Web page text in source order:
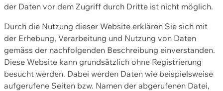
der Daten vor dem Zugriff durch Dritte ist nicht möglich.
Durch die Nutzung dieser Website erklären Sie sich mit
der Erhebung, Verarbeitung und Nutzung von Daten
gemäss der nachfolgenden Beschreibung einverstanden.
Diese Website kann grundsätzlich ohne Registrierung
besucht werden. Dabei werden Daten wie beispielsweise
aufgerufene Seiten bzw. Namen der abgerufenen Datei,